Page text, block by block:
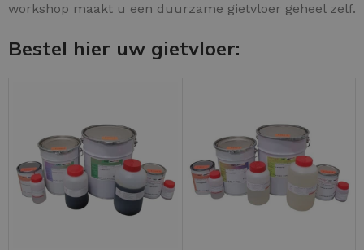
workshop maakt u een duurzame gietvloer geheel zelf.
Bestel hier uw gietvloer: